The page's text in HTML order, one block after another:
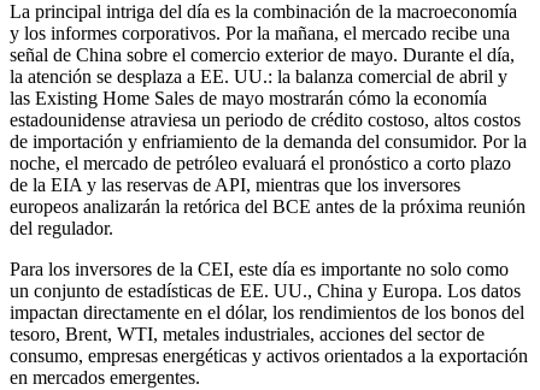
La principal intriga del día es la combinación de la macroeconomía
y los informes corporativos. Por la mañana, el mercado recibe una
señal de China sobre el comercio exterior de mayo. Durante el día,
la atención se desplaza a EE. UU.: la balanza comercial de abril y
las Existing Home Sales de mayo mostrarán cómo la economía
estadounidense atraviesa un periodo de crédito costoso, altos costos
de importación y enfriamiento de la demanda del consumidor. Por la
noche, el mercado de petróleo evaluará el pronóstico a corto plazo
de la EIA y las reservas de API, mientras que los inversores
europeos analizarán la retórica del BCE antes de la próxima reunión
del regulador.
Para los inversores de la CEI, este día es importante no solo como
un conjunto de estadísticas de EE. UU., China y Europa. Los datos
impactan directamente en el dólar, los rendimientos de los bonos del
tesoro, Brent, WTI, metales industriales, acciones del sector de
consumo, empresas energéticas y activos orientados a la exportación
en mercados emergentes.